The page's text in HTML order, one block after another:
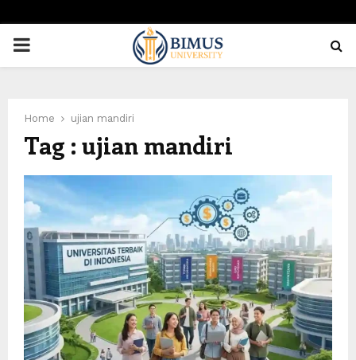
PRIMARY
Home ujian mandiri
Tag : ujian mandiri